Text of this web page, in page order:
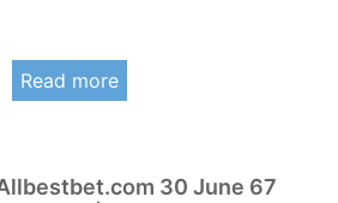
Read more
30 June 67